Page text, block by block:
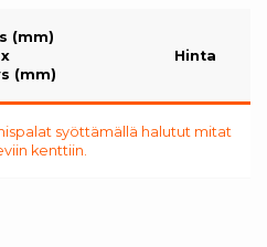
(mm)
x
(mm)
Hinta
syöttämällä halutut mitat
kenttiin.